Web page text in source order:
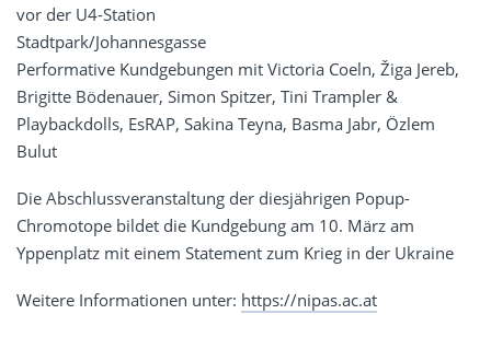
vor der U4-Station
Stadtpark/Johannesgasse
Performative Kundgebungen mit Victoria Coeln, Žiga Jereb,
Brigitte Bödenauer, Simon Spitzer, Tini Trampler &
Playbackdolls, EsRAP, Sakina Teyna, Basma Jabr, Özlem
Bulut
Die Abschlussveranstaltung der diesjährigen Popup-
Chromotope bildet die Kundgebung am 10. März am
Yppenplatz mit einem Statement zum Krieg in der Ukraine
Weitere Informationen unter: https://nipas.ac.at